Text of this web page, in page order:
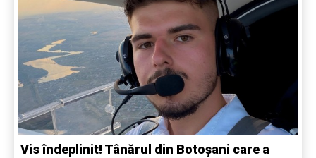
Vis îndeplinit! Tânărul din Botoșani care a